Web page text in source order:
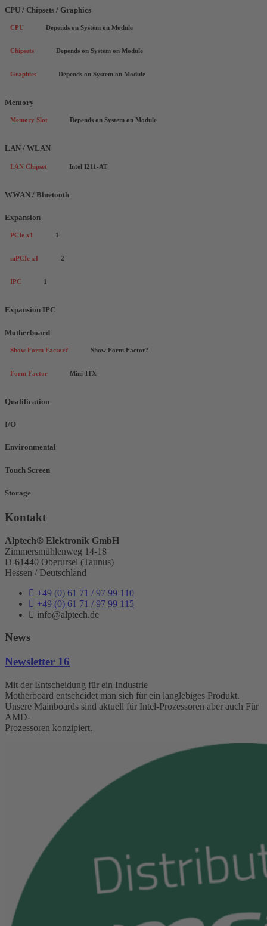
CPU / Chipsets / Graphics
CPU Depends on System on Module
Chipsets Depends on System on Module
Graphics Depends on System on Module
Memory
Memory Slot Depends on System on Module
LAN / WLAN
LAN Chipset Intel I211-AT
WWAN / Bluetooth
Expansion
PCIe x1 1
mPCIe x1 2
IPC 1
Expansion IPC
Motherboard
Show Form Factor? Show Form Factor?
Form Factor Mini-ITX
Qualification
I/O
Environmental
Touch Screen
Storage
Kontakt
Alptech® Elektronik GmbH
Zimmersmühlenweg 14-18
D-61440 Oberursel (Taunus)
Hessen / Deutschland
+49 (0) 61 71 / 97 99 110
+49 (0) 61 71 / 97 99 115
info@alptech.de
News
Newsletter 16
Mit der Entscheidung für ein Industrie
Motherboard entscheidet man sich für ein langlebiges Produkt.
Unsere Mainboards sind aktuell für Intel-Prozessoren aber auch Für
AMD-
Prozessoren konzipiert.